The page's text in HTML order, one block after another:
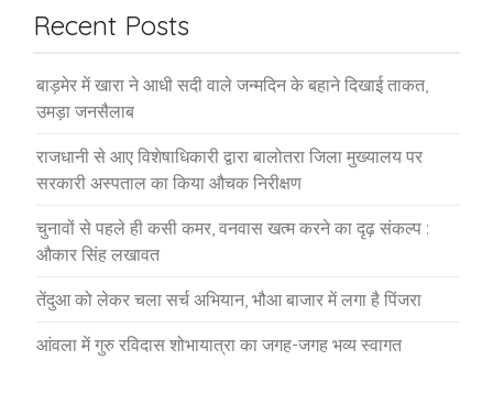
Recent Posts
बाड़मेर में खारा ने आधी सदी वाले जन्मदिन के बहाने दिखाई ताकत,
उमड़ा जनसैलाब
राजधानी से आए विशेषाधिकारी द्वारा बालोतरा जिला मुख्यालय पर
सरकारी अस्पताल का किया औचक निरीक्षण
चुनावों से पहले ही कसी कमर, वनवास खत्म करने का दृढ़ संकल्प :
औकार सिंह लखावत
तेंदुआ को लेकर चला सर्च अभियान, भौआ बाजार में लगा है पिंजरा
आंवला में गुरु रविदास शोभायात्रा का जगह-जगह भव्य स्वागत